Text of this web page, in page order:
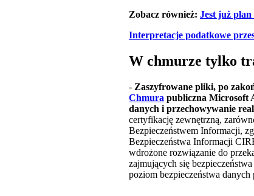
Zobacz również: Jest już
Interpretacje podatkowe
W chmurze tylko
- Zaszyfrowane pliki, po
Chmura publiczna Microsoft
danych i przechowywanie
certyfikację zewnętrzną,
Bezpieczeństwem Informacji,
Bezpieczeństwa Informacji
wdrożone rozwiązanie do
zajmujących się
poziom bezpieczeństwa danych